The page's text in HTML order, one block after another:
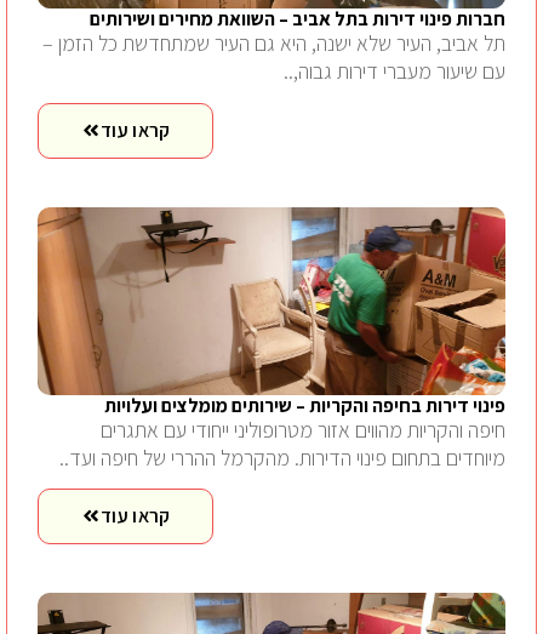
חברות פינוי דירות בתל אביב – השוואת מחירים ושירותים
תל אביב, העיר שלא ישנה, היא גם העיר שמתחדשת כל הזמן –
עם שיעור מעברי דירות גבוה,..
קראו עוד
פינוי דירות בחיפה והקריות – שירותים מומלצים ועלויות
חיפה והקריות מהווים אזור מטרופוליני ייחודי עם אתגרים
מיוחדים בתחום פינוי הדירות. מהקרמל ההררי של חיפה ועד..
קראו עוד